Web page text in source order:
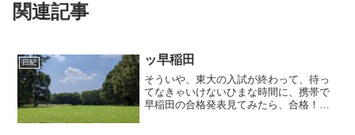
関連記事
日紀 ッ早稲田
そういや、東大の入試が終わって、待っ
てなきゃいけないひまな時間に、携帯で
早稲田の合格発表見てみたら、合格！半